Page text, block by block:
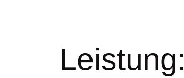
Leistung: